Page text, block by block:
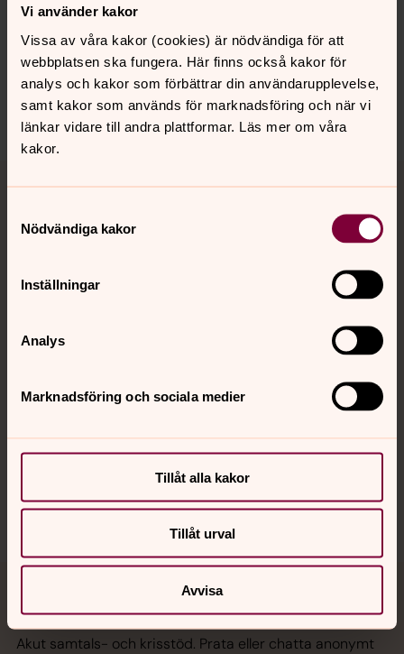
Vi använder kakor
Vissa av våra kakor (cookies) är nödvändiga för att
webbplatsen ska fungera. Här finns också kakor för
analys och kakor som förbättrar din användarupplevelse,
samt kakor som används för marknadsföring och när vi
länkar vidare till andra plattformar. Läs mer om våra
kakor.
Nödvändiga kakor
Inställningar
Analys
Marknadsföring och sociala medier
Tillåt alla kakor
Tillåt urval
Avvisa
Senast ändrad 15 oktober 2022
Synpunkter eller frågor på sidans
innehåll?
araslov.forsamling@svenskakyrkan.se
Dela
Hitta snabbt
Sociala kanaler
Akut samtals- och krisstöd. Prata eller chatta anonymt